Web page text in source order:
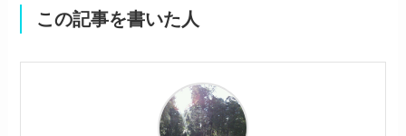
この記事を書いた人